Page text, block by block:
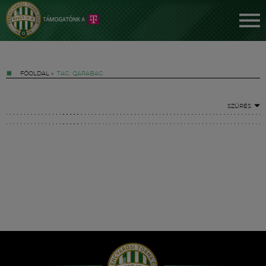
FŐOLDAL » TAG: QARABAG
SZŰRÉS
Hírek